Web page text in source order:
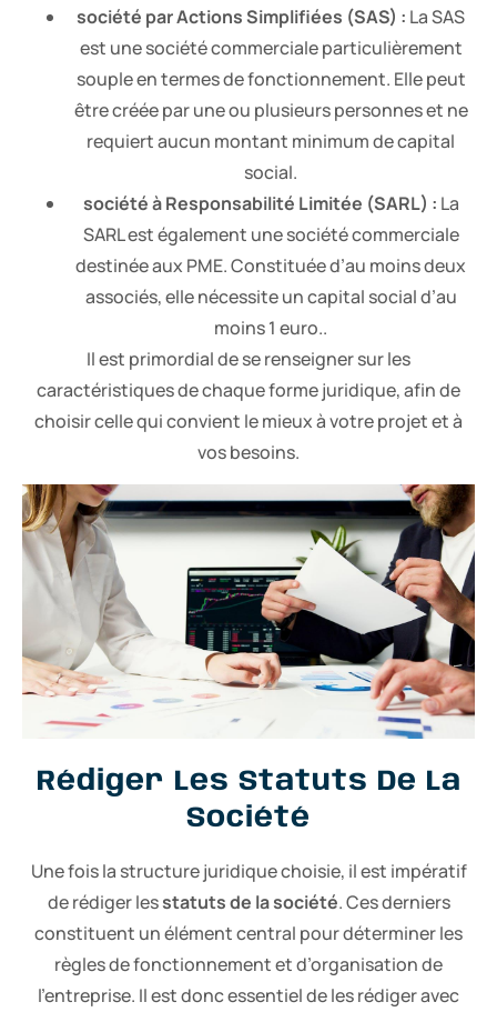
société par Actions Simplifiées (SAS) : La SAS
est une société commerciale particulièrement
souple en termes de fonctionnement. Elle peut
être créée par une ou plusieurs personnes et ne
requiert aucun montant minimum de capital
social.
société à Responsabilité Limitée (SARL) : La
SARL est également une société commerciale
destinée aux PME. Constituée d’au moins deux
associés, elle nécessite un capital social d’au
moins 1 euro..
Il est primordial de se renseigner sur les
caractéristiques de chaque forme juridique, afin de
choisir celle qui convient le mieux à votre projet et à
vos besoins.
Rédiger Les Statuts De La
Société
Une fois la structure juridique choisie, il est impératif
de rédiger lesstatuts de la société. Ces derniers
constituent un élément central pour déterminer les
règles de fonctionnement et d’organisation de
l’entreprise. Il est donc essentiel de les rédiger avec